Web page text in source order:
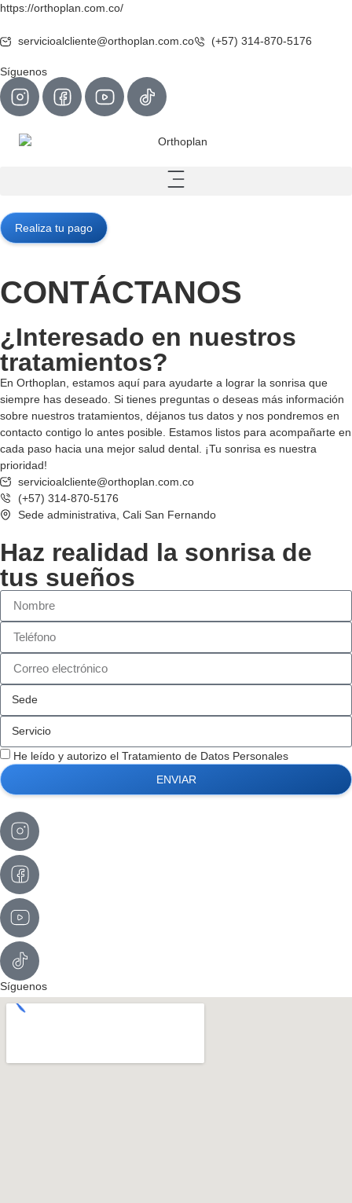
https://orthoplan.com.co/
servicioalcliente@orthoplan.com.co (+57) 314-870-5176
Síguenos
Realiza tu pago
CONTÁCTANOS
¿Interesado en nuestros
tratamientos?
En Orthoplan, estamos aquí para ayudarte a lograr la sonrisa que
siempre has deseado. Si tienes preguntas o deseas más información
sobre nuestros tratamientos, déjanos tus datos y nos pondremos en
contacto contigo lo antes posible. Estamos listos para acompañarte en
cada paso hacia una mejor salud dental. ¡Tu sonrisa es nuestra
prioridad!
servicioalcliente@orthoplan.com.co
(+57) 314-870-5176
Sede administrativa, Cali San Fernando
Haz realidad la sonrisa de
tus sueños
He leído y autorizo el Tratamiento de Datos Personales
ENVIAR
Síguenos